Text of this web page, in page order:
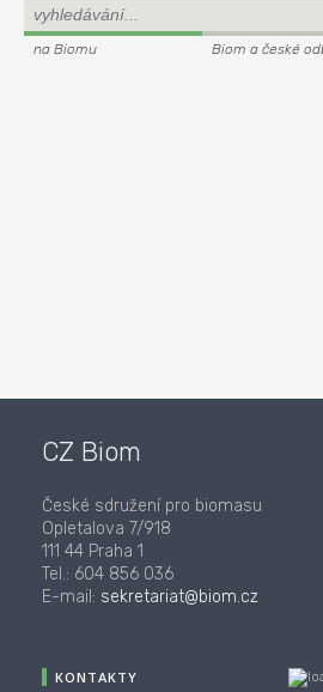
na Biomu Biom a české
CZ Biom
České sdružení pro biomasu
Opletalova 7/918
111 44 Praha 1
Tel.: 604 856 036
E-mail: sekretariat@biom.cz
KONTAKTY